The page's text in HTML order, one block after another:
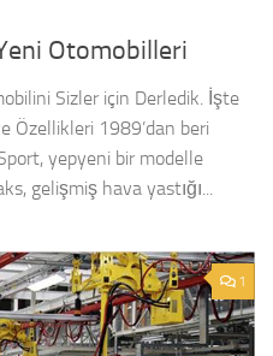
Otomobilleri
Sizler için Derledik. İşte
Özellikleri 1989’dan beri
yepyeni bir modelle
gelişmiş hava yastığı...
1